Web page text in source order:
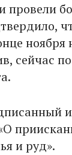
провели
ноября
сейчас
и руд».